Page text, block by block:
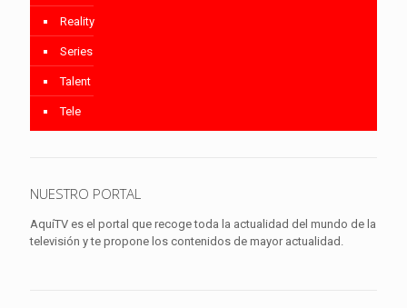
Reality
Series
Talent
Tele
NUESTRO PORTAL
AquíTV es el portal que recoge toda la actualidad del mundo de la
televisión y te propone los contenidos de mayor actualidad.